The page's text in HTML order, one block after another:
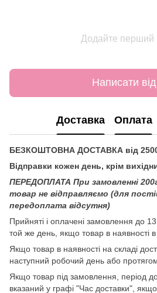
Додайте перший
Написати
Доставка Оплата
БЕЗКОШТОВНА ДОСТАВКА від
Відправки кожен день, крім
ПЕРЕДОПЛАТА При замовленні
товар не відправляємо (для
передоплата відсутня)
Прийняті і оплачені замовлення до
той же день, якщо товар в наявності в
Якщо товар в наявності на складі
наступний робочий день або
Якщо товар під замовлення, період
вказаний у графі "Час доставки",